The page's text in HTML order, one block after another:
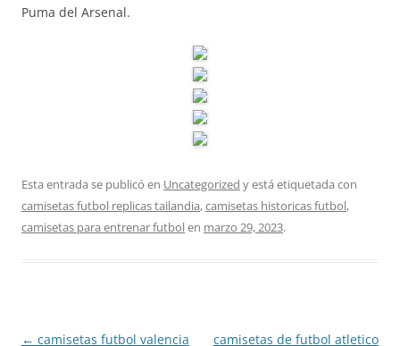
Puma del Arsenal.
Esta entrada se publicó en Uncategorized y está etiquetada con
camisetas futbol replicas tailandia,camisetas historicas futbol,
camisetas para entrenar futbolen marzo 29, 2023.
Navegación
← camisetas futbol valencia camisetas de futbol atletico